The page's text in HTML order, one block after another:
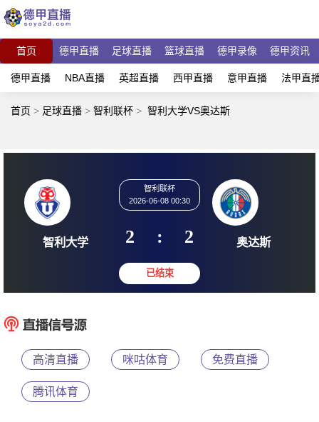
首页 德甲直播 足球直播 篮球直播 德甲录像 德甲资讯
德甲直播 NBA直播 英超直播 西甲直播 意甲直播 法甲直
首页 > 足球直播 > 智利联杯 > 智利大学VS奥达斯
智利大学
智利联杯
2026-06-08 00:30
2 : 2 奥
高清直播 咪咕体育 免费直播
腾讯体育